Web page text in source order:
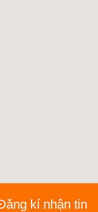
kí nhận tin